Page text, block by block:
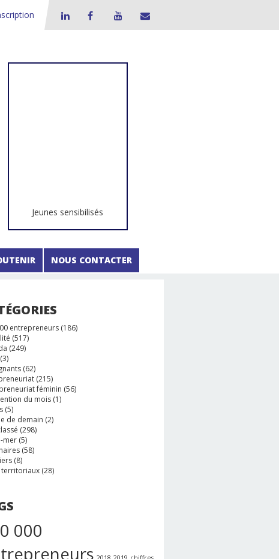
Jeunes sensibilisés
NOUS CONTACTER
entrepreneurs(186)
(517)
(249)
(3)
(62)
(215)
féminin (56)
du mois(1)
(5)
de demain (2)
(298)
mer(5)
(58)
(8)
territoriaux(28)
000